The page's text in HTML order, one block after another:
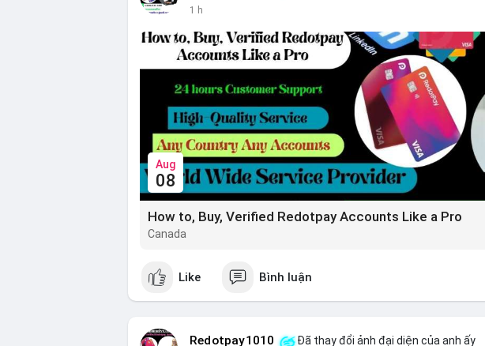
Quản trị vốn chặt chẽ, chỉ vào lệnh với rủi ro tối đa 1-2% tài khoản
#shortnear #near1.59#bearishnear #selllimit #vlikenear
1 h
Aug
08
How to, Buy, Verified Redotpay Accounts Like a Pro
Canada
Like Bình luận
Redotpay1010 Đã thay đổi ảnh đại diện của anh ấy